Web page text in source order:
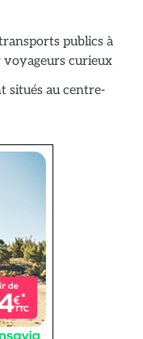
publics à
voyageurs curieux
situés au centre-